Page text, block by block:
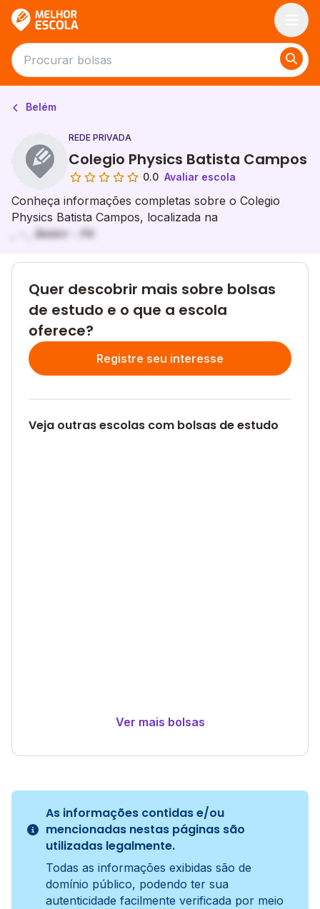
Belém
REDE PRIVADA
Colegio Physics Batista Campos
0.0 Avaliar escola
Conheça informações completas sobre o Colegio
Physics Batista Campos, localizada na
, - , Belém - PA
Quer descobrir mais sobre bolsas
de estudo e o que a escola
oferece?
Registre seu interesse
Veja outras escolas com bolsas de estudo
Ver mais bolsas
As informações contidas e/ou
mencionadas nestas páginas são
utilizadas legalmente.
Todas as informações exibidas são de
domínio público, podendo ter sua
autenticidade facilmente verificada por meio